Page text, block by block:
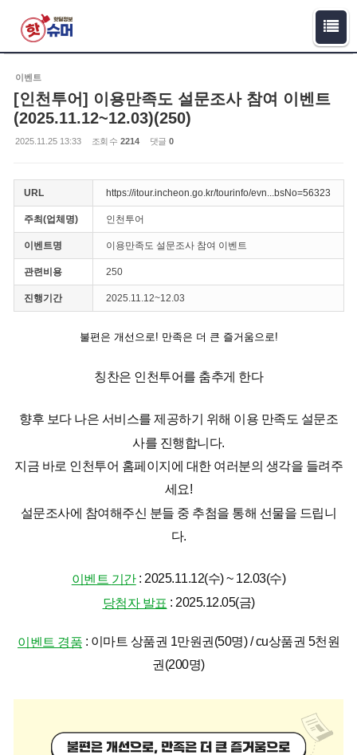
이벤트
[인천투어] 이용만족도 설문조사 참여 이벤트
(2025.11.12~12.03)(250)
2025.11.25 13:33 조회 수 2214 댓글 0
URL https://itour.incheon.go.kr/tourinfo/evn...bsNo=56323
주최(업체명) 인천투어
이벤트명 이용만족도 설문조사 참여 이벤트
관련비용 250
진행기간 2025.11.12~12.03
불편은 개선으로! 만족은 더 큰 즐거움으로!
칭찬은 인천투어를 춤추게 한다
향후 보다 나은 서비스를 제공하기 위해 이용 만족도 설문조
사를 진행합니다.
지금 바로 인천투어 홈페이지에 대한 여러분의 생각을 들려주
세요!
설문조사에 참여해주신 분들 중 추첨을 통해 선물을 드립니
다.
이벤트 기간 : 2025.11.12(수) ~ 12.03(수)
당첨자 발표 : 2025.12.05(금)
이벤트 경품 : 이마트 상품권 1만원권(50명) / cu상품권 5천원
권(200명)